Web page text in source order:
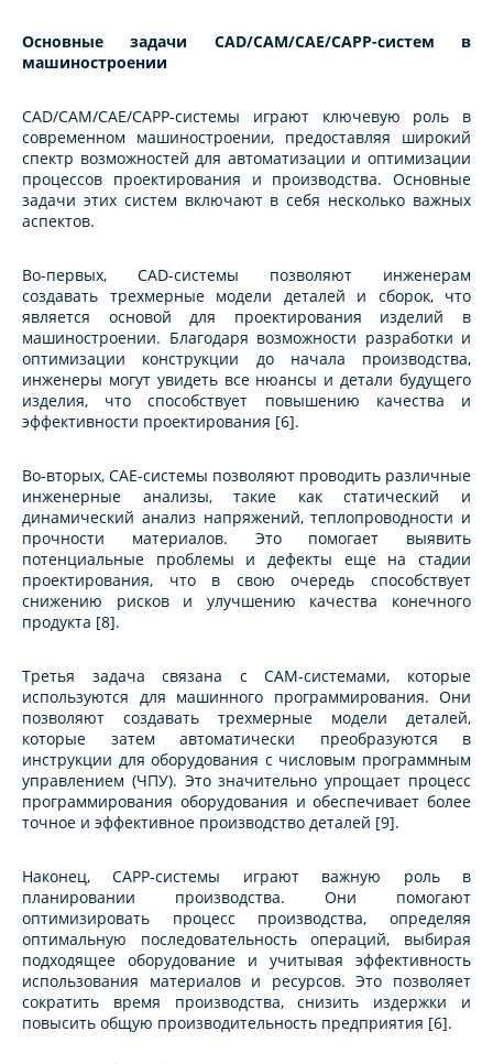
Основные задачи CAD/CAM/CAE/CAPP-систем в
машиностроении
CAD/CAM/CAE/CAPP-системы играют ключевую роль в
современном машиностроении, предоставляя широкий
спектр возможностей для автоматизации и оптимизации
процессов проектирования и производства. Основные
задачи этих систем включают в себя несколько важных
аспектов.
Во-первых, CAD-системы позволяют инженерам
создавать трехмерные модели деталей и сборок, что
является основой для проектирования изделий в
машиностроении. Благодаря возможности разработки и
оптимизации конструкции до начала производства,
инженеры могут увидеть все нюансы и детали будущего
изделия, что способствует повышению качества и
эффективности проектирования [6].
Во-вторых, CAE-системы позволяют проводить различные
инженерные анализы, такие как статический и
динамический анализ напряжений, теплопроводности и
прочности материалов. Это помогает выявить
потенциальные проблемы и дефекты еще на стадии
проектирования, что в свою очередь способствует
снижению рисков и улучшению качества конечного
продукта [8].
Третья задача связана с CAM-системами, которые
используются для машинного программирования. Они
позволяют создавать трехмерные модели деталей,
которые затем автоматически преобразуются в
инструкции для оборудования с числовым программным
управлением (ЧПУ). Это значительно упрощает процесс
программирования оборудования и обеспечивает более
точное и эффективное производство деталей [9].
Наконец, CAPP-системы играют важную роль в
планировании производства. Они помогают
оптимизировать процесс производства, определяя
оптимальную последовательность операций, выбирая
подходящее оборудование и учитывая эффективность
использования материалов и ресурсов. Это позволяет
сократить время производства, снизить издержки и
повысить общую производительность предприятия [6].